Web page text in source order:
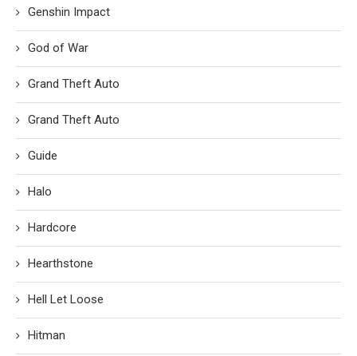
Genshin Impact
God of War
Grand Theft Auto
Grand Theft Auto
Guide
Halo
Hardcore
Hearthstone
Hell Let Loose
Hitman